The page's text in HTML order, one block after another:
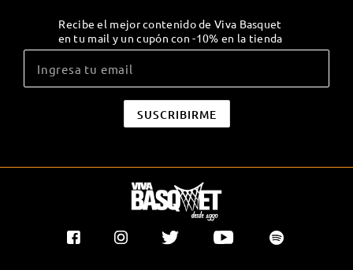
Recibe el mejor contenido de Viva Basquet
en tu mail y un cupón con -10% en la tienda